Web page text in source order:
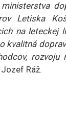
Letiska
na leteckej
kvalitná
rozvoju
Ráž.